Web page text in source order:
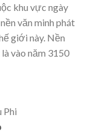
khu vực ngày
văn minh phát
giới này. Nền
vào năm 3150
Phi